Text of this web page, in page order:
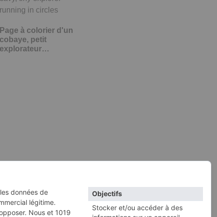
Page à colorier d'un
cobaye, petit
explorateur…